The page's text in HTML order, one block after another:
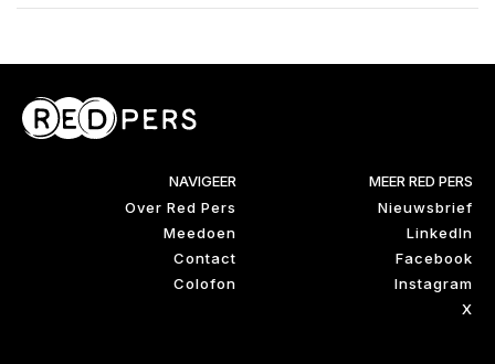
NAVIGEER
Over Red Pers
Meedoen
Contact
Colofon
MEER RED PERS
Nieuwsbrief
LinkedIn
Facebook
Instagram
X